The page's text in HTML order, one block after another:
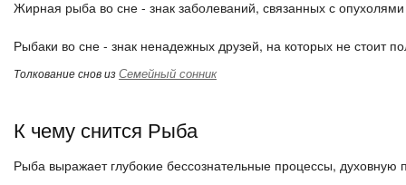
Жирная рыба во сне - знак заболеваний, связанных с
Рыбаки во сне - знак ненадежных друзей, на которых не стоит
Толкование снов изСемейный сонник
К чему снится Рыба
Рыба выражает глубокие бессознательные процессы, духовную